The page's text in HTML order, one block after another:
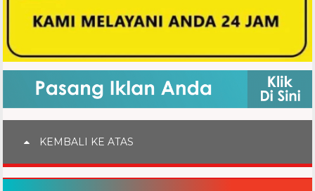
KEMBALI KE ATAS